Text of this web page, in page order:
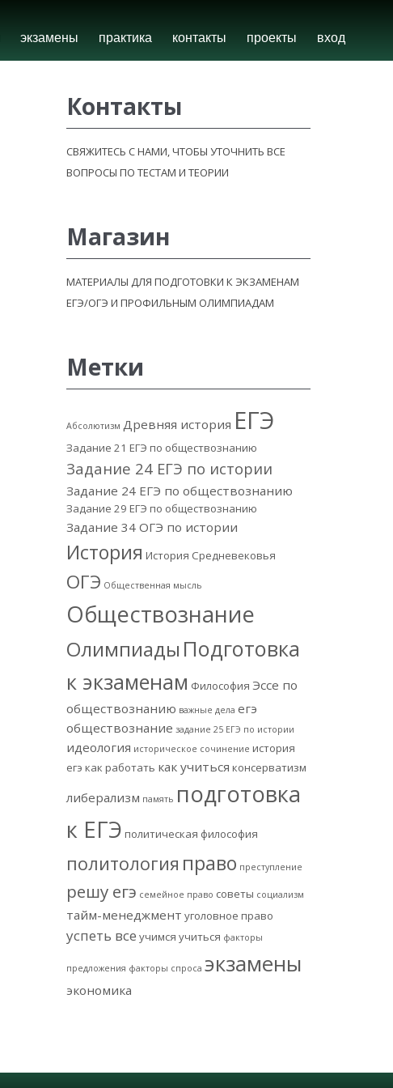
экзамены практика контакты проекты вход
Контакты
СВЯЖИТЕСЬ С НАМИ, ЧТОБЫ УТОЧНИТЬ ВСЕ
ВОПРОСЫ ПО ТЕСТАМ И ТЕОРИИ
Магазин
МАТЕРИАЛЫ ДЛЯ ПОДГОТОВКИ К ЭКЗАМЕНАМ
ЕГЭ/ОГЭ И ПРОФИЛЬНЫМ ОЛИМПИАДАМ
Метки
Абсолютизм Древняя история ЕГЭ
Задание 21 ЕГЭ по обществознанию
Задание 24 ЕГЭ по истории
Задание 24 ЕГЭ по обществознанию
Задание 29 ЕГЭ по обществознанию
Задание 34 ОГЭ по истории
История История Средневековья
ОГЭ Общественная мысль
Обществознание
Олимпиады Подготовка
к экзаменам Философия Эссе по
обществознанию важные дела егэ
обществознание задание 25 ЕГЭ по истории
идеология историческое сочинение история
егэ как работать как учиться консерватизм
либерализм память подготовка
к ЕГЭ политическая философия
политология право преступление
решу егэ семейное право советы социализм
тайм-менеджмент уголовное право
успеть все учимся учиться факторы
предложения факторы спроса экзамены
экономика